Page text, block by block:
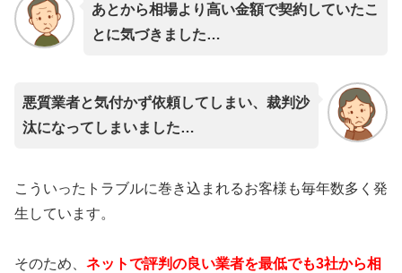
あとから相場より高い金額で契約していたこ
とに気づきました…
悪質業者と気付かず依頼してしまい、裁判沙
汰になってしまいました…
こういったトラブルに巻き込まれるお客様も毎年数多く発
生しています。
そのため、 ネットで評判の良い業者を最低でも3社から相